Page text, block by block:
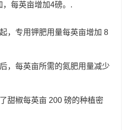
，每英亩增加4磅。.
，专用钾肥用量每英亩增加 8
，每英亩所需的氮肥用量减少
甜椒每英亩 200 磅的种植密